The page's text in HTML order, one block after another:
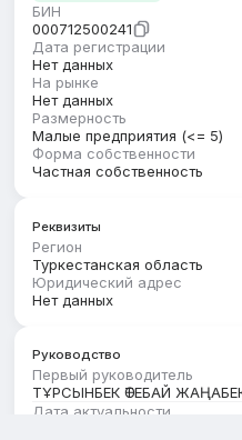
БИН
000712500241
Дата регистрации
Нет данных
На рынке
Нет данных
Размерность
Малые предприятия (<= 5)
Форма собственности
Частная собственность
Реквизиты
Регион
Туркестанская область
Юридический адрес
Нет данных
Руководство
Первый руководитель
ТҰРСЫНБЕК ӨТЕБАЙ
Дата актуальности